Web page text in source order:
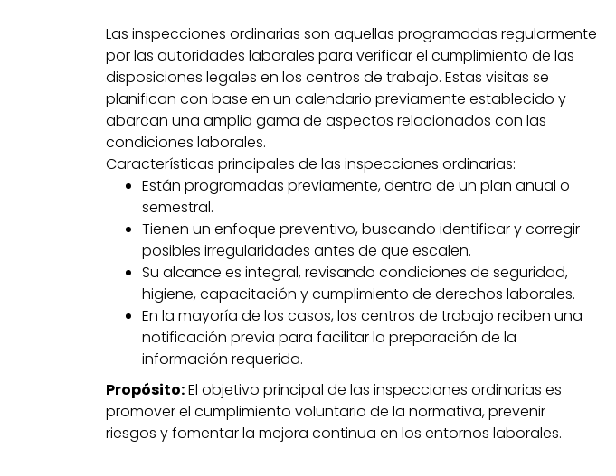
Las inspecciones ordinarias son aquellas programadas regularmente
por las autoridades laborales para verificar el cumplimiento de las
disposiciones legales en los centros de trabajo. Estas visitas se
planifican con base en un calendario previamente establecido y
abarcan una amplia gama de aspectos relacionados con las
condiciones laborales.
Características principales de las inspecciones ordinarias:
Están programadas previamente, dentro de un plan anual o
semestral.
Tienen un enfoque preventivo, buscando identificar y corregir
posibles irregularidades antes de que escalen.
Su alcance es integral, revisando condiciones de seguridad,
higiene, capacitación y cumplimiento de derechos laborales.
En la mayoría de los casos, los centros de trabajo reciben una
notificación previa para facilitar la preparación de la
información requerida.
Propósito:El objetivo principal de las inspecciones ordinarias es
promover el cumplimiento voluntario de la normativa, prevenir
riesgos y fomentar la mejora continua en los entornos laborales.